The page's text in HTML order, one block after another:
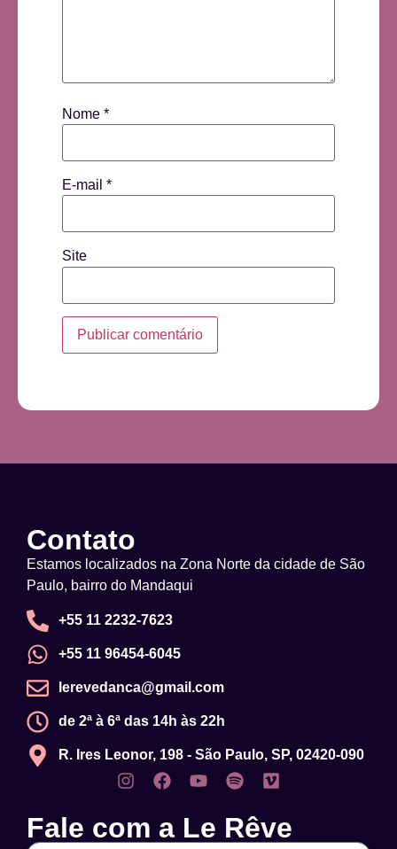
Nome *
E-mail *
Site
Contato
Estamos localizados na Zona Norte da cidade de São
Paulo, bairro do Mandaqui
+55 11 2232-7623
+55 11 96454-6045
lerevedanca@gmail.com
de 2ª à 6ª das 14h às 22h
R. Ires Leonor, 198 - São Paulo, SP, 02420-090
Fale com a Le Rêve